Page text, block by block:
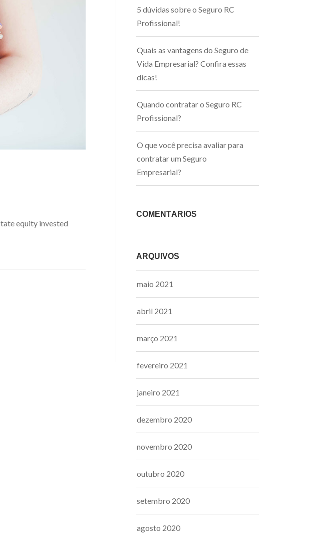
equity invested
5 dúvidas sobre o Seguro RC
Profissional!
Quais as vantagens do Seguro de
Vida Empresarial? Confira essas
dicas!
Quando contratar o Seguro RC
Profissional?
O que você precisa avaliar para
contratar um Seguro
Empresarial?
COMENTÁRIOS
ARQUIVOS
maio 2021
abril 2021
março 2021
fevereiro 2021
janeiro 2021
dezembro 2020
novembro 2020
outubro 2020
setembro 2020
agosto 2020